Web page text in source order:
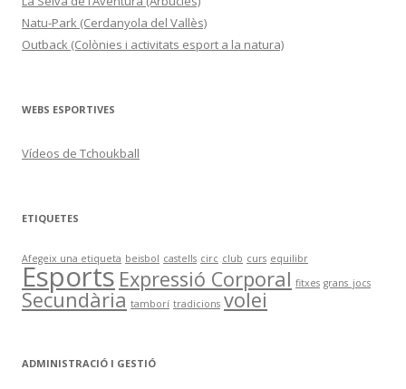
Natu-Park (Cerdanyola del Vallès)
Outback (Colònies i activitats esport a la natura)
WEBS ESPORTIVES
Vídeos de Tchoukball
ETIQUETES
Afegeix una etiqueta beisbol castells circ club curs equilibr
Esports Expressió Corporal fitxes grans_jocs
Secundària tamborí tradicions volei
ADMINISTRACIÓ I GESTIÓ